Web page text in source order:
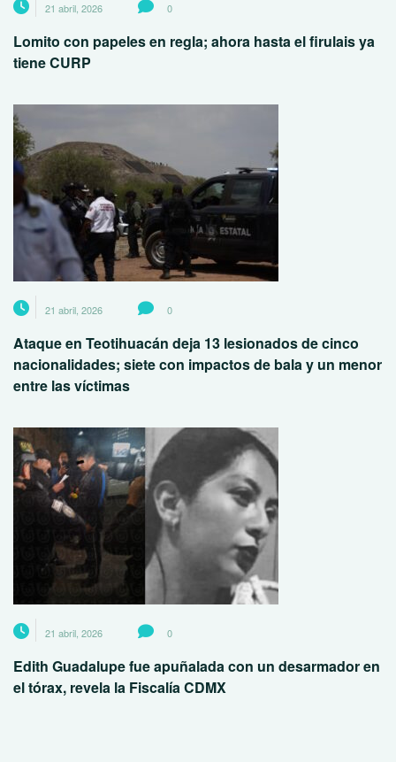
21 abril, 2026 0
Lomito con papeles en regla; ahora hasta el firulais ya
tiene CURP
21 abril, 2026 0
Ataque en Teotihuacán deja 13 lesionados de cinco
nacionalidades; siete con impactos de bala y un menor
entre las víctimas
21 abril, 2026 0
Edith Guadalupe fue apuñalada con un desarmador en
el tórax, revela la Fiscalía CDMX